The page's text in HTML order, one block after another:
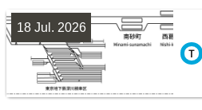
18 Jul. 2026